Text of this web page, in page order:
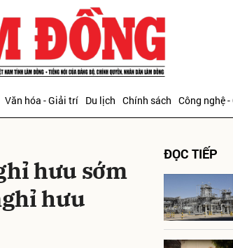
Văn hóa - Giải trí Du lịch Chính sách Công nghệ
hưu sớm
hưu
ĐỌC TIẾP
Gửi